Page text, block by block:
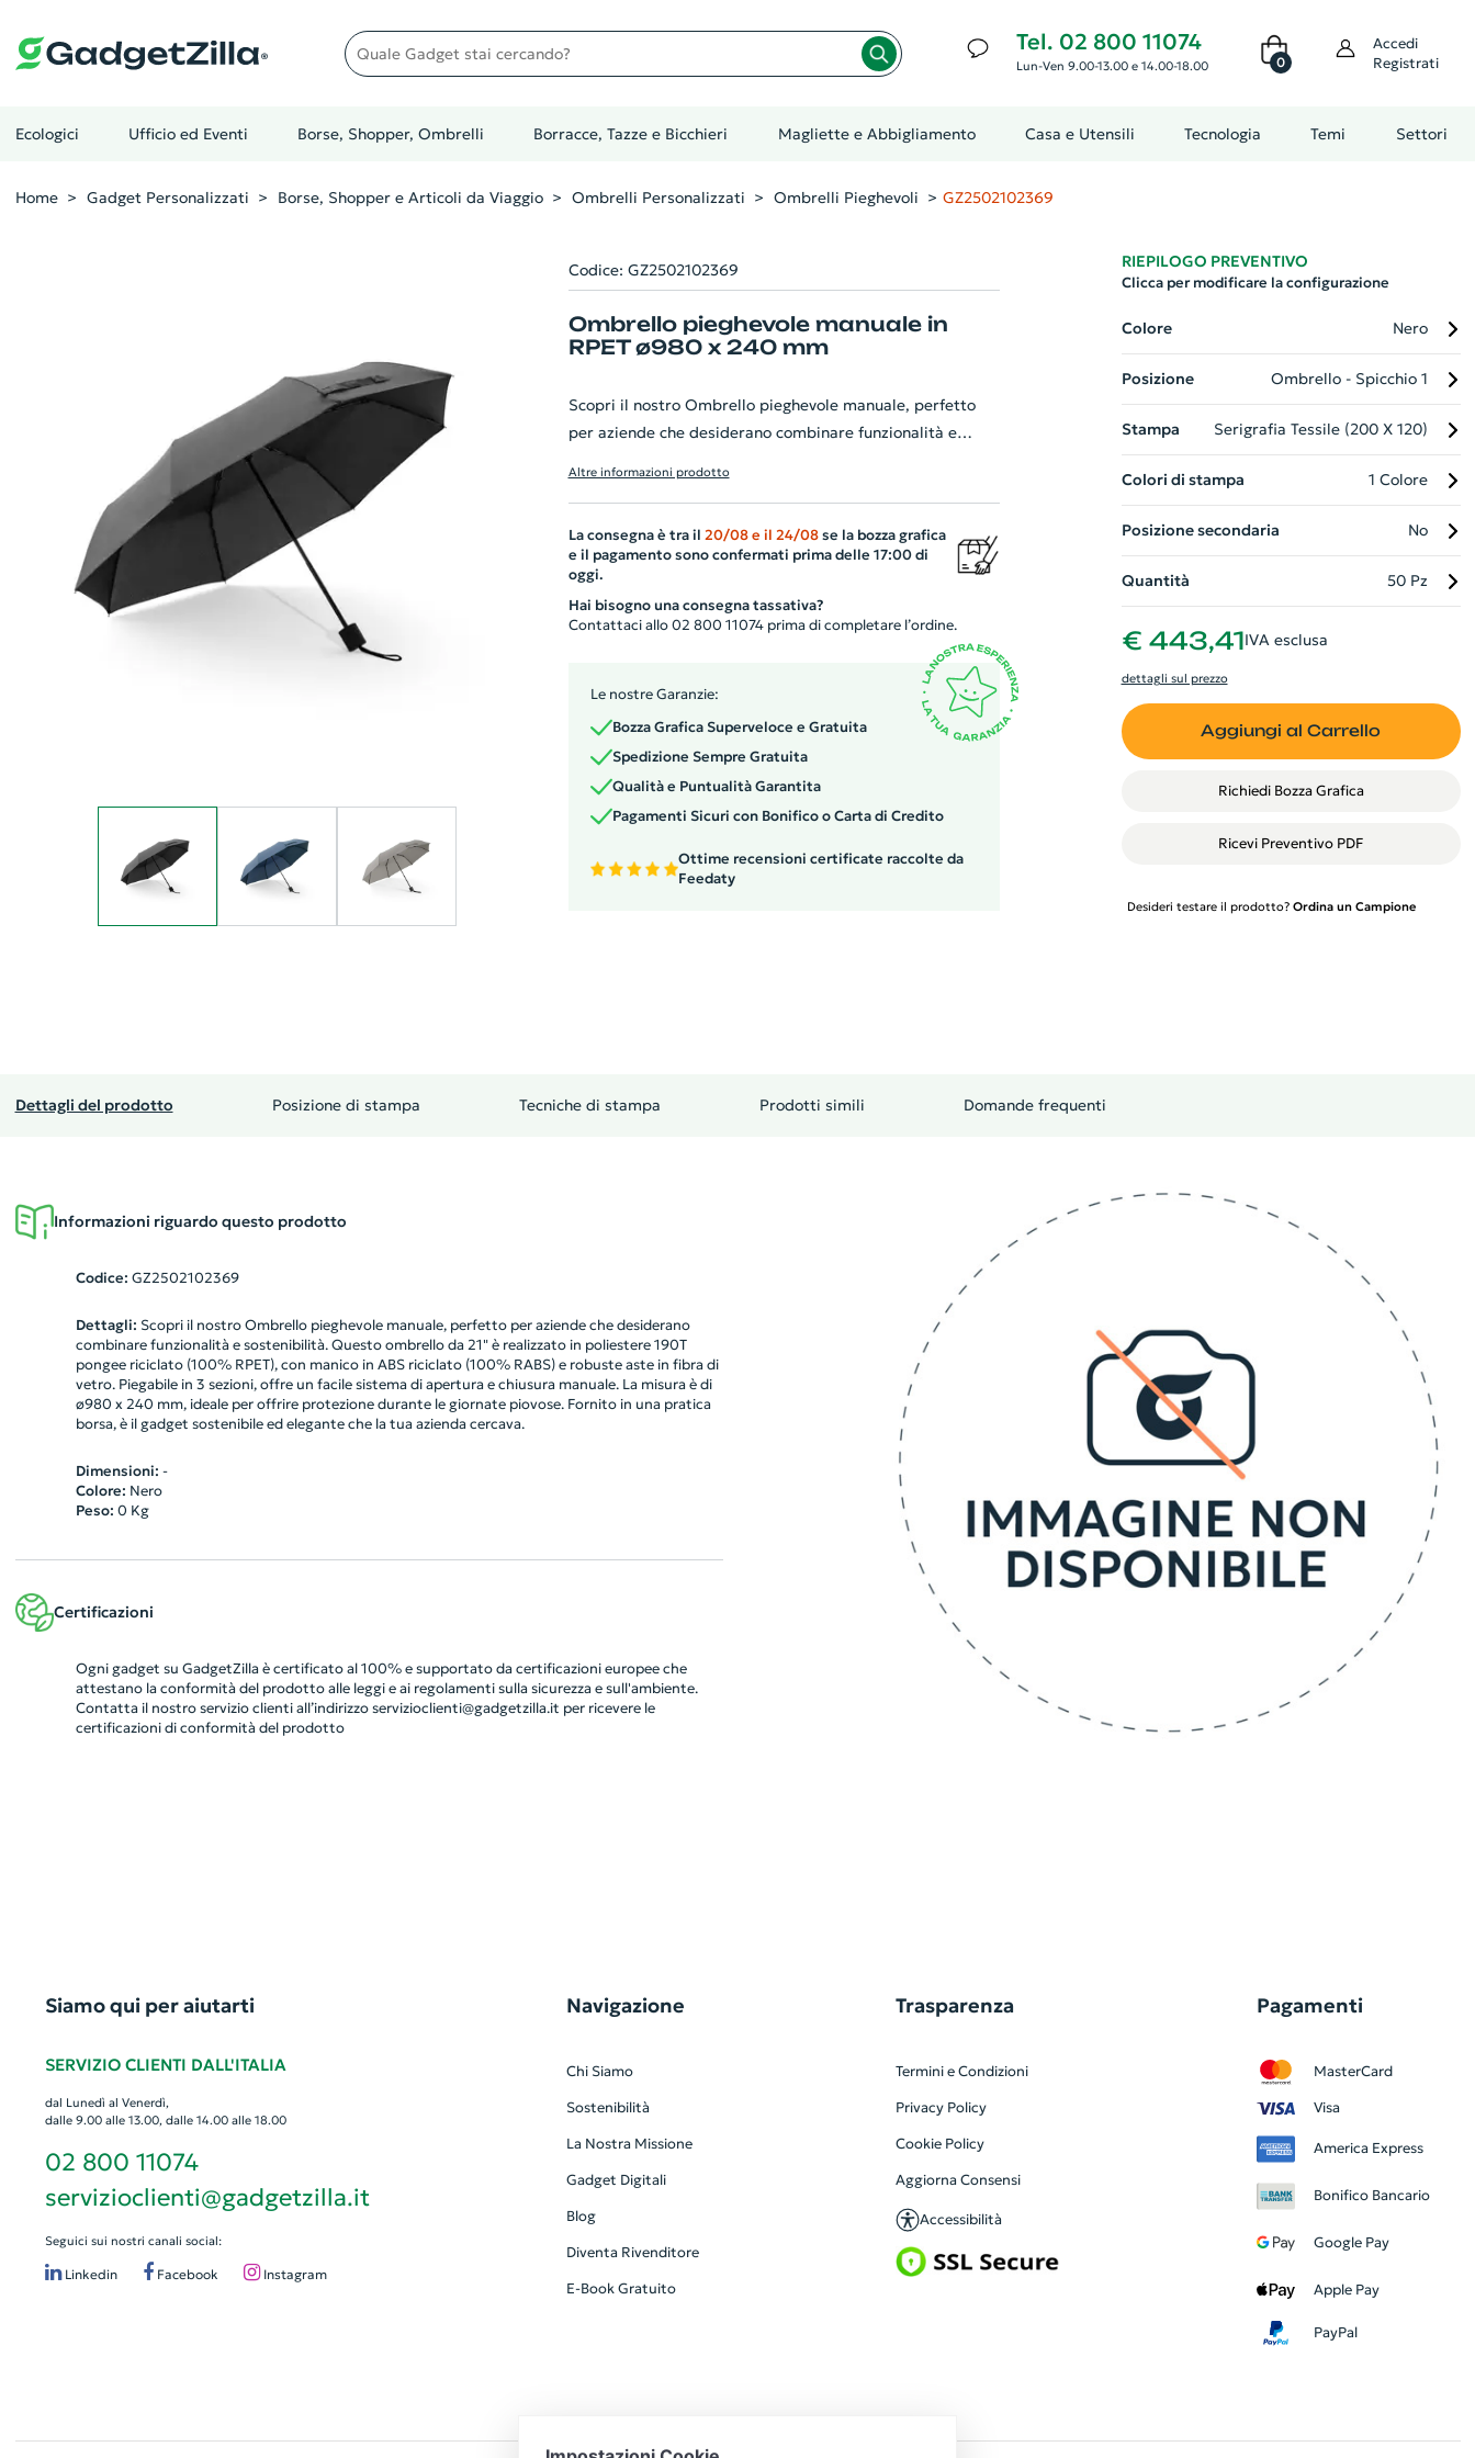
Quale gadget stai cercando? Tel. 02 800 11074
Lun-Ven 9.00-13.00 e 14.00-18.00 0
Accedi
Registrati
Ecologici Ufficio ed Eventi Borse, Shopper, Ombrelli Borracce, Tazze e Bicchieri Magliette e Abbigliamento Casa e Utensili Tecnologia Temi Settori
Home Gadget Personalizzati Borse, Shopper e Articoli da Viaggio Ombrelli Personalizzati Ombrelli Pieghevoli GZ2502102369
Codice: GZ2502102369
Ombrello pieghevole manuale in
RPET ø980 x 240 mm
Scopri il nostro Ombrello pieghevole manuale, perfetto
per aziende che desiderano combinare funzionalità e
vetro. Piegabile in 3 sezioni, offre un facile sistema di
apertura e chiusura manuale. La misura è di ø980 x 240
mm, ideale per offrire protezione durante le giornate
piovose. Fornito in una pratica borsa, è il gadget
sostenibile ed elegante che la tua azienda cercava.
Altre informazioni prodotto
La consegna è tra il 20/08 e il 24/08se la bozza grafica
e il pagamento sono confermati prima delle 17:00 di
oggi.
Hai bisogno una consegna tassativa?
Contattaci allo 02 800 11074 prima di completare l’ordine.
Le nostre Garanzie:
Bozza Grafica Superveloce e Gratuita
Spedizione Sempre Gratuita
Qualità e Puntualità Garantita
Pagamenti Sicuri con Bonifico o Carta di Credito
Ottime recensioni certificate raccolte da
Feedaty
RIEPILOGO PREVENTIVO
Clicca per modificare la configurazione
Colore Nero
Posizione Ombrello - Spicchio 1
Stampa Serigrafia Tessile (200 X 120)
Colori di stampa 1 Colore
Posizione secondaria No
Quantità 50 Pz
€ 443,41IVA esclusa
dettagli sul prezzo
Aggiungi al Carrello
Richiedi Bozza Grafica
Ricevi Preventivo PDF
Desideri testare il prodotto? Ordina un Campione
Dettagli del prodotto Posizione di stampa Tecniche di stampa Prodotti simili Domande frequenti
Informazioni riguardo questo prodotto
Codice: GZ2502102369
Dettagli: Scopri il nostro Ombrello pieghevole manuale, perfetto per aziende che desiderano
combinare funzionalità e sostenibilità. Questo ombrello da 21" è realizzato in poliestere 190T
pongee riciclato (100% RPET), con manico in ABS riciclato (100% RABS) e robuste aste in fibra di
vetro. Piegabile in 3 sezioni, offre un facile sistema di apertura e chiusura manuale. La misura è di
ø980 x 240 mm, ideale per offrire protezione durante le giornate piovose. Fornito in una pratica
borsa, è il gadget sostenibile ed elegante che la tua azienda cercava.
Dimensioni: -
Colore: Nero
Peso: 0 Kg
Certificazioni
Ogni gadget su GadgetZilla è certificato al 100% e supportato da certificazioni europee che
attestano la conformità del prodotto alle leggi e ai regolamenti sulla sicurezza e sull'ambiente.
Contatta il nostro servizio clienti all’indirizzo servizioclienti@gadgetzilla.it per ricevere le
certificazioni di conformità del prodotto
Siamo qui per aiutarti
SERVIZIO CLIENTI DALL'ITALIA
dal Lunedì al Venerdì,
dalle 9.00 alle 13.00, dalle 14.00 alle 18.00
02 800 11074
servizioclienti@gadgetzilla.it
Seguici sui nostri canali social:
Linkedin Facebook Instagram
Navigazione
Chi Siamo
Sostenibilità
La Nostra Missione
Gadget Digitali
Blog
Diventa Rivenditore
E-Book Gratuito
Trasparenza
Termini e Condizioni
Privacy Policy
Cookie Policy
Aggiorna Consensi
Accessibilità
Pagamenti
MasterCard
Visa
America Express
Bonifico Bancario
Google Pay
Apple Pay
PayPal